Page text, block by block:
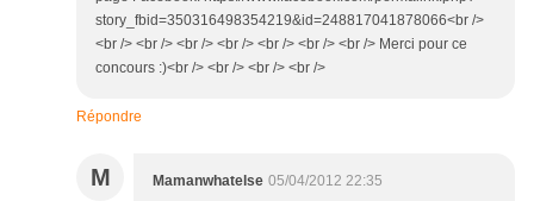
story_fbid=350316498354219&id=248817041878066<br />
<br /> <br /> <br /> <br /> <br /> <br /> <br /> Merci pour ce
concours :)<br /> <br /> <br /> <br />
Répondre
M Mamanwhatelse 05/04/2012 22:35